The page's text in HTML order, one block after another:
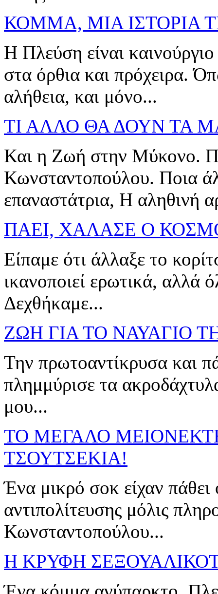
ΚΟΜΜΑ, ΜΙΑ ΙΣΤΟΡΙΑ
Η Πλεύση είναι
στα όρθια και πρόχειρα.
αλήθεια, και μόνο...
ΤΙ ΑΛΛΟ ΘΑ ΔΟΥΝ ΤΑ
Και η Ζωή στην Μύκονο.
Κωνσταντοπούλου. Ποια
επαναστάτρια, Η αληθινή
ΠΑΕΙ, ΧΑΛΑΣΕ Ο
Είπαμε ότι άλλαξε το
ικανοποιεί ερωτικά, αλλά
Δεχθήκαμε...
ΖΩΗ ΓΙΑ ΤΟ ΝΑΥΑΓΙΟ
Την πρωτοαντίκρυσα και
πλημμύρισε τα
μου...
ΤΟ ΜΕΓΑΛΟ
ΤΣΟΥΤΣΕΚΙΑ!
Ένα μικρό σοκ είχαν πάθει
αντιπολίτευσης μόλις
Κωνσταντοπούλου...
Η ΚΡΥΦΗ